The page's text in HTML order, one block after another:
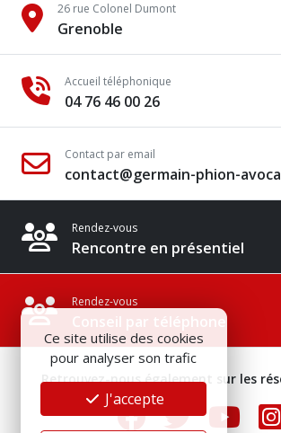
26 rue Colonel Dumont
Grenoble
Accueil téléphonique
04 76 46 00 26
Contact par email
contact@germain-phion-
Rendez-vous
Rencontre en présentiel
Rendez-vous
Conseil par téléphone
Retrouvez-nous également sur les
Ce site utilise des cookies
pour analyser son trafic
J'accepte